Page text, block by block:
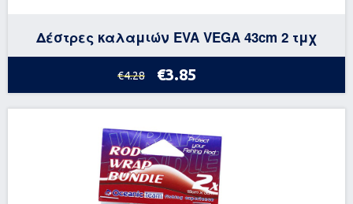
Δέστρες καλαμιών EVA VEGA 43cm 2 τμχ
€4.28 €3.85